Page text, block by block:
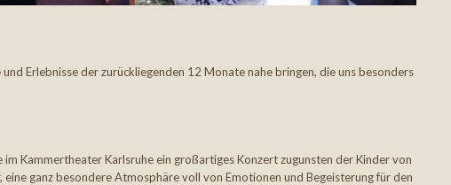
Erlebnisse der zurückliegenden 12 Monate nahe bringen, die uns besonders
Kammertheater Karlsruhe ein großartiges Konzert zugunsten der Kinder von
ganz besondere Atmosphäre voll von Emotionen und Begeisterung für den